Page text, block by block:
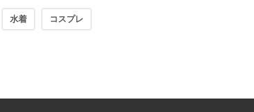
水着 コスプレ